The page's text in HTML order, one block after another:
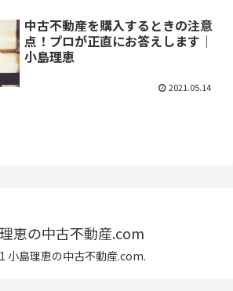
中古不動産を購入するときの注意
点！プロが正直にお答えします｜
小島理恵
2021.05.14
恵の中古不動産.com
小島理恵の中古不動産.com.